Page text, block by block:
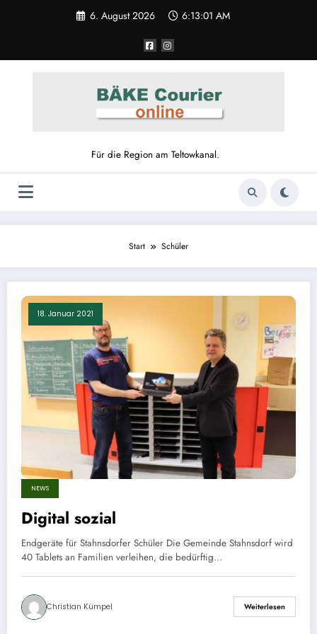
6. August 2026 6:13:01 AM
Für die Region am Teltowkanal.
Start Schüler
18. Januar 2021
NEWS
Digital sozial
Endgeräte für Stahnsdorfer Schüler Die Gemeinde Stahnsdorf wird
40 Tablets an Familien verleihen, die bedürftig…
Christian Kümpel Weiterlesen